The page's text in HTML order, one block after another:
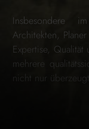
Insbesondere
Architekten,
Expertise, Qualität
mehrere
nicht nur